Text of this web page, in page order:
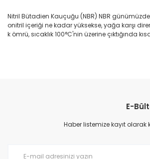
Nitril Bütadien Kauçuğu (NBR) NBR
onitril içeriği ne kadar yüksekse, yağa karşı
k ömrü, sıcaklık 100°C'nin üzerine çıktığında
Ürün resmi kalitesiz, bozuk veya
Ürün açıklamasında eksik bilgiler
E-
Haber listemize kayıt